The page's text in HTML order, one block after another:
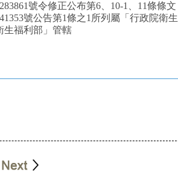
號令修正公布第6、10-1、11條條文
號公告第1條之1所列屬「行政院衛生
生福利部」管轄